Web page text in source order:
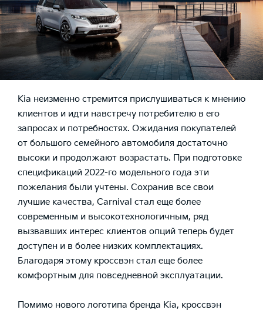
Kia неизменно стремится прислушиваться к мнению
клиентов и идти навстречу потребителю в его
запросах и потребностях. Ожидания покупателей
от большого семейного автомобиля достаточно
высоки и продолжают возрастать. При подготовке
спецификаций 2022-го модельного года эти
пожелания были учтены. Сохранив все свои
лучшие качества, Carnival стал еще более
современным и высокотехнологичным, ряд
вызвавших интерес клиентов опций теперь будет
доступен и в более низких комплектациях.
Благодаря этому кроссвэн стал еще более
комфортным для повседневной эксплуатации.
Помимо нового логотипа бренда Kia, кроссвэн